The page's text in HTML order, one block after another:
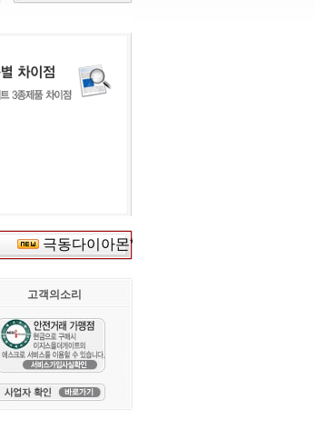
극동다이아몬******
고객의소리